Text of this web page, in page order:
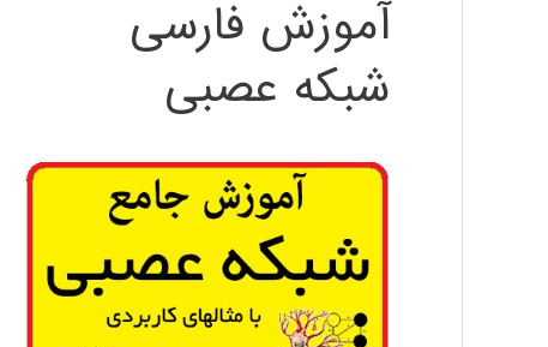
آموزش فارسی
شبکه عصبی